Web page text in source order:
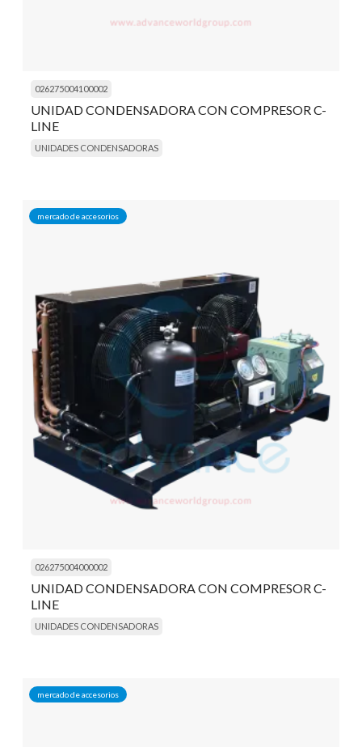
026275004100002
UNIDAD CONDENSADORA CON COMPRESOR C-
LINE
UNIDADES CONDENSADORAS
mercado de accesorios
026275004000002
UNIDAD CONDENSADORA CON COMPRESOR C-
LINE
UNIDADES CONDENSADORAS
mercado de accesorios